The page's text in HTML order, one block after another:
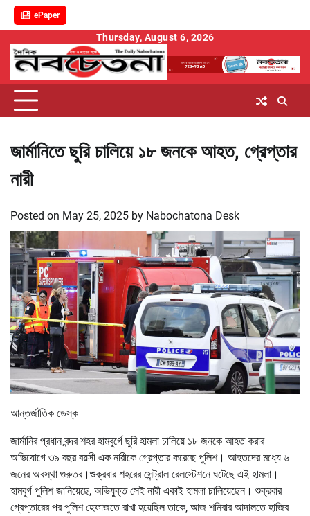
ePaper
content
Thursday, August 6, 2026
জার্মানিতে ছুরি চালিয়ে ১৮ জনকে আহত, গ্রেপ্তার
নারী
Posted on May 25, 2025 by Nabochatona Desk
আন্তর্জাতিক ডেস্ক
জার্মানির প্রধান বন্দর শহর হামবুর্গে ছুরি হামলা চালিয়ে ১৮ জনকে আহত করার
অভিযোগে ৩৯ বছর বয়সী এক নারীকে গ্রেপ্তার করেছে পুলিশ। আহতদের মধ্যে ৬
জনের অবস্থা গুরুতর।শুক্রবার শহরের সেন্ট্রাল রেলস্টেশনে ঘটেছে এই হামলা।
হামবুর্গ পুলিশ জানিয়েছে, অভিযুক্ত সেই নারী একাই হামলা চালিয়েছেন। শুক্রবার
গ্রেপ্তারের পর পুলিশ হেফাজতে রাখা হয়েছিল তাকে, আজ শনিবার আদালতে হাজির